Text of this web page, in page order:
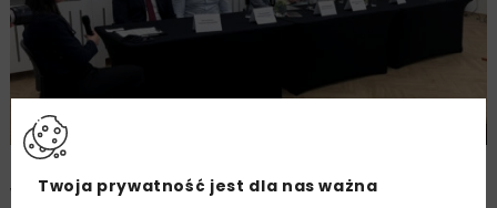
Sztuczna inteligencja w transporcie. Polska
wciąż na końcu UE
Twoja prywatność jest dla nas ważna